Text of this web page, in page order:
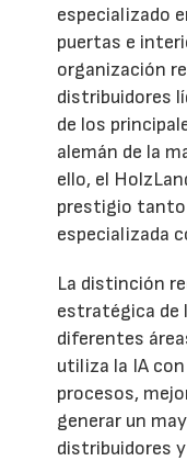
especializado
puertas e
organización
distribuidores
de los
alemán de la
ello, el
prestigio
especializada
La distinción
estratégica de
diferentes
utiliza la IA
procesos,
generar un
distribuidores